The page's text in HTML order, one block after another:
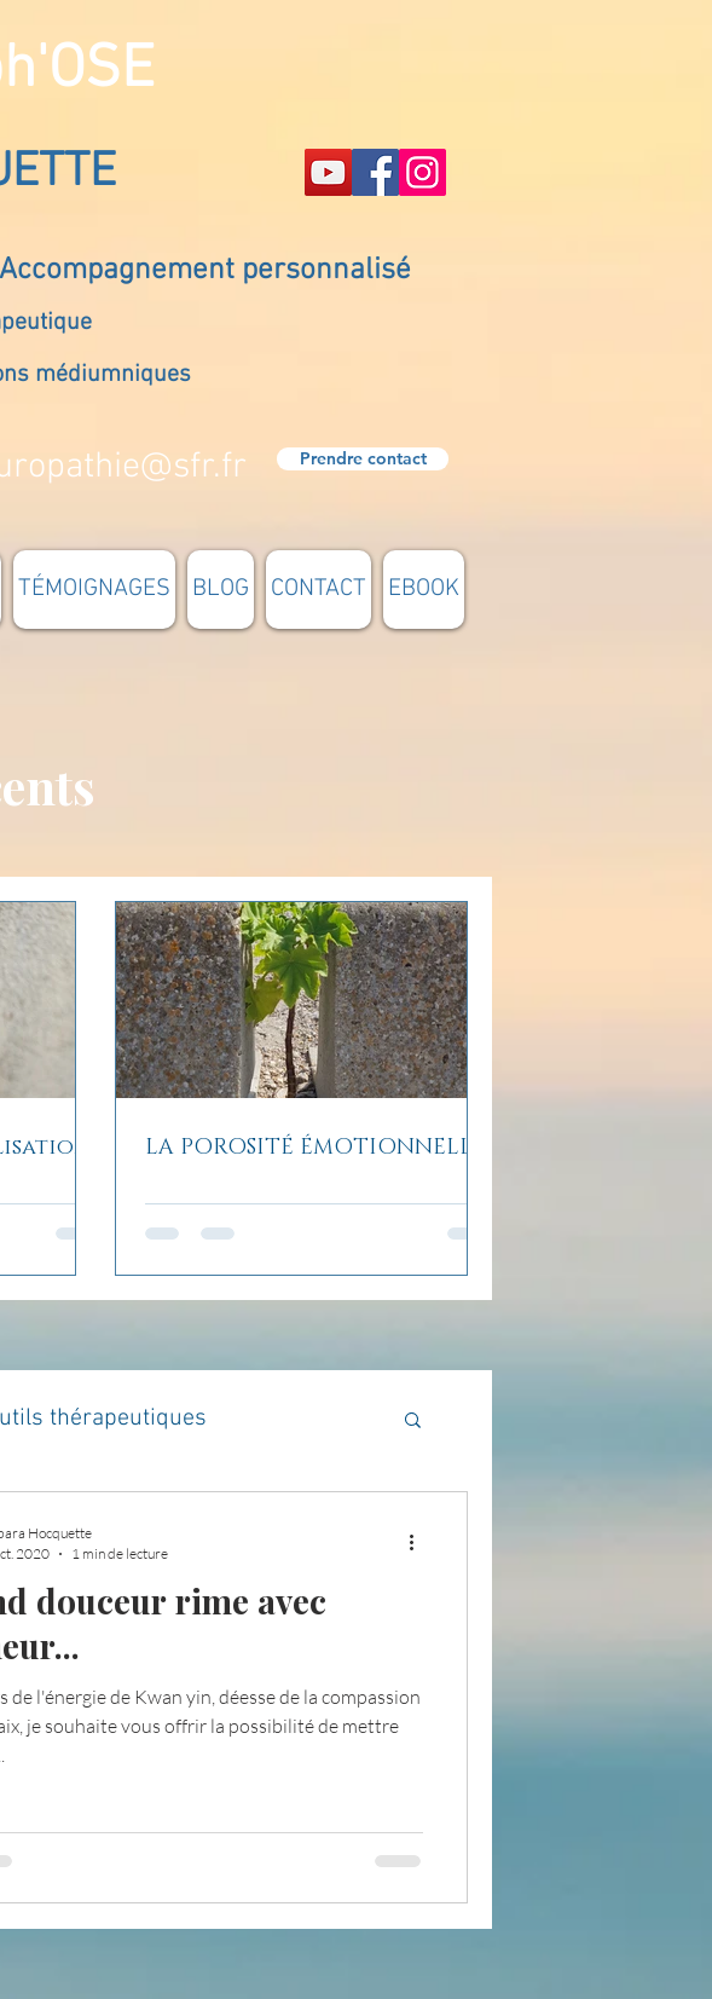
personnalisé
médiumniques
Prendre contact
TÉMOIGNAGES BLOG CONTACT EBOOK
LA POROSITÉ ÉMOTIONNELLE
thérapeutiques
Mises en lumière
histoire La pensée du jour
douceur rime avec
de l'énergie de Kwan yin, déesse de la compassion
je souhaite vous offrir la possibilité de mettre
Hocquette
2020
1 min de lecture